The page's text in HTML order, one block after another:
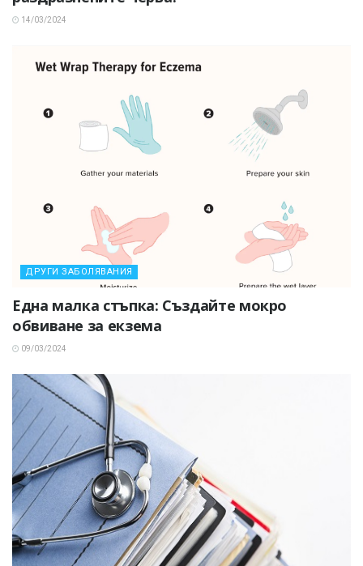
14/03/2024
ДРУГИ ЗАБОЛЯВАНИЯ
Една малка стъпка: Създайте мокро
обвиване за екзема
09/03/2024